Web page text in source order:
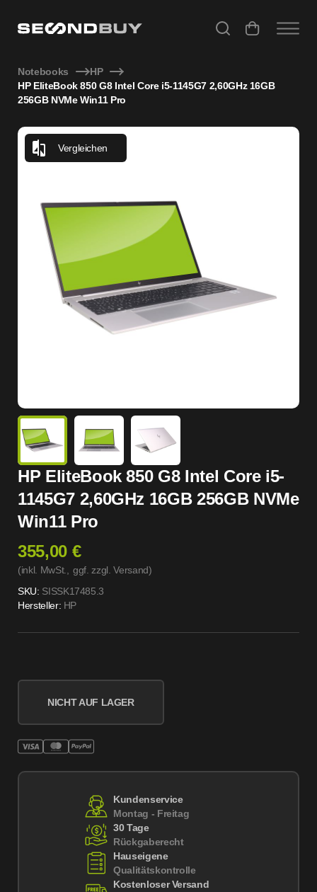
Notebooks
HP
HP EliteBook 850 G8 Intel Core i5-1145G7 2,60GHz 16GB
256GB NVMe Win11 Pro
Vergleichen
HP EliteBook 850 G8 Intel Core i5-
1145G7 2,60GHz 16GB 256GB NVMe
Win11 Pro
355,00 €
(inkl. MwSt., ggf. zzgl. Versand)
SKU: SISSK17485.3
Hersteller: HP
NICHT AUF LAGER
Kundenservice
Montag - Freitag
30 Tage
Rückgaberecht
Hauseigene
Qualitätskontrolle
Kostenloser Versand